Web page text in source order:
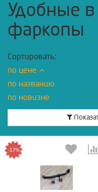
Удобные в
фаркопы
Сортировать:
по цене
по названию
по новизне
-17%